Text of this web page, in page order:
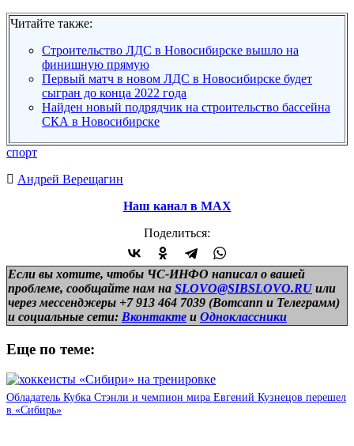
Читайте также:
Строительство ЛДС в Новосибирске вышло на
финишную прямую
Первый матч в новом ЛДС в Новосибирске будет
сыгран до конца 2022 года
Найден новый подрядчик на строительство бассейна
СКА в Новосибирске
спорт
Андрей Верещагин
Наш канал в МАХ
Поделиться:
Если вы хотите, чтобы ЧС-ИНФО написал о вашей
проблеме, сообщайте нам на SLOVO@SIBSLOVO.RU или
через мессенджеры +7 913 464 7039 (Вотсапп и Телеграмм)
и социальные сети: Вконтакте и Одноклассники
Еще по теме:
Обладатель Кубка Стэнли и чемпион мира Евгений Кузнецов перешел
в «Сибирь»